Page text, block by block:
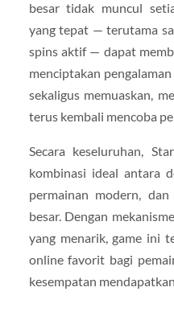
besar tidak muncul
yang tepat — terutama
spins aktif — dapat
menciptakan
sekaligus memuaskan,
terus kembali mencoba
Secara keseluruhan,
kombinasi ideal antara
permainan modern,
besar. Dengan
yang menarik, game ini
online favorit bagi
kesempatan